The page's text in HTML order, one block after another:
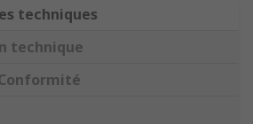
techniques
technique